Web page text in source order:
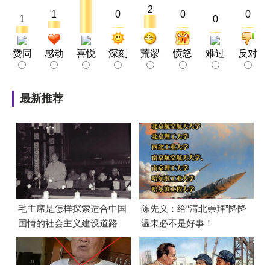
1
赞同
1
感动 喜悦
0
深刻
2
荒谬
0
愤怒
0
难过
0
反对
最新推荐
毛主席是怎样探索适合中国
国情的社会主义建设道路
的？
陈先义：给“清北崇拜”降降
温未必不是好事！